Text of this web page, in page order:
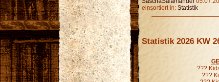
einsortiert in: Statistik
Statistik 2026 KW
???
???